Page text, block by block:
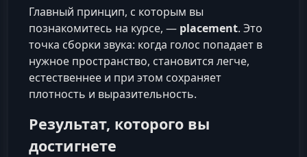
Главный принцип, с которым вы
познакомитесь на курсе, — placement. Это
точка сборки звука: когда голос попадает в
нужное пространство, становится легче,
естественнее и при этом сохраняет
плотность и выразительность.
Результат, которого вы
достигнете